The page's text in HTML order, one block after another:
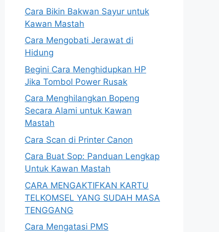
Cara Bikin Bakwan Sayur untuk
Kawan Mastah
Cara Mengobati Jerawat di
Hidung
Begini Cara Menghidupkan HP
Jika Tombol Power Rusak
Cara Menghilangkan Bopeng
Secara Alami untuk Kawan
Mastah
Cara Scan di Printer Canon
Cara Buat Sop: Panduan Lengkap
Untuk Kawan Mastah
CARA MENGAKTIFKAN KARTU
TELKOMSEL YANG SUDAH MASA
TENGGANG
Cara Mengatasi PMS